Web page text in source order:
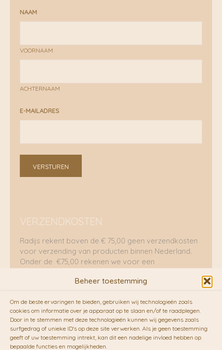
Beheer toestemming
Om de beste ervaringen te bieden, gebruiken wij technologieën zoals
cookies om informatie over je apparaat op te slaan en/of te raadplegen.
Door in te stemmen met deze technologieën kunnen wij gegevens zoals
surfgedrag of unieke ID's op deze site verwerken. Als je geen toestemming
geeft of uw toestemming intrekt, kan dit een nadelige invloed hebben op
bepaalde functies en mogelijkheden.
NAAM
VOORNAAM
ACHTERNAAM
E-MAILADRES
VERSTUREN
VERZENDKOSTEN
Radijs rekent boven de € 75,00 geen verzendkosten
voor verzending van producten binnen Nederland.
Onder de €75,00 rekenen we voor een
RADIJS werkt samen met de duurzame bezorgdienst
vanFietskoeriers.nl. Pakketten (mits voorradig) voor
10.00 uur besteld op een doordeweekse dag,
bezorgen zij soms nog op dezelfde dag in de